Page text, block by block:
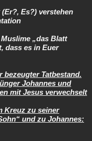
Es?) verstehen
„das Blatt
dass es in Euer
Tatbestand.
Johannes und
mit Jesus verwechselt
Kreuz zu seiner
und zu Johannes: